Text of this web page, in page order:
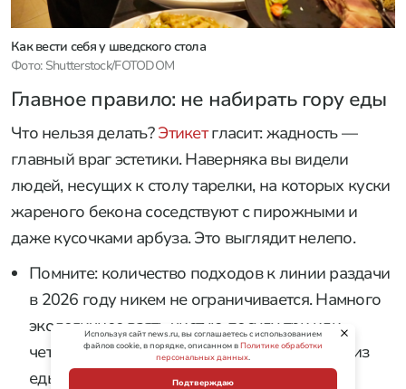
Как вести себя у шведского стола
Фото: Shutterstock/FOTODOM
Главное правило: не набирать гору еды
Что нельзя делать?Этикетгласит: жадность —
главный враг эстетики. Наверняка вы видели
людей, несущих к столу тарелки, на которых куски
жареного бекона соседствуют с пирожными и
даже кусочками арбуза. Это выглядит нелепо.
Помните: количество подходов к линии раздачи
в 2026 году никем не ограничивается. Намного
экологичнее взять чистую посуду три или
четыре раза, чем сооружать шаткие башни из
еды.
Используя сайт news.ru, вы соглашаетесь с использованием
файлов cookie, в порядке, описанном вПолитике обработки
персональных данных.
Подтверждаю